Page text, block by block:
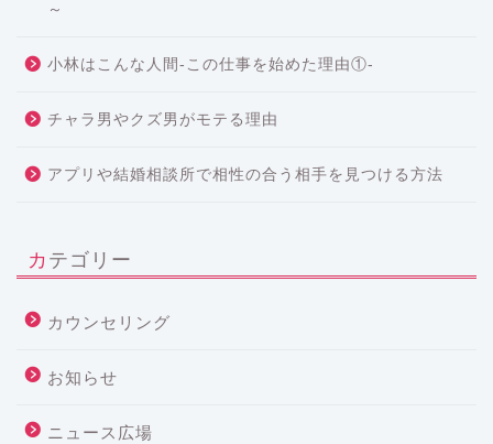
～
小林はこんな人間-この仕事を始めた理由①-
チャラ男やクズ男がモテる理由
アプリや結婚相談所で相性の合う相手を見つける方法
カテゴリー
カウンセリング
お知らせ
ニュース広場